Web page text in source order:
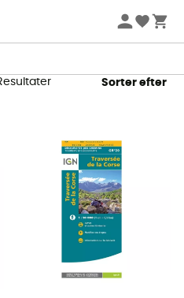
Sorter efter